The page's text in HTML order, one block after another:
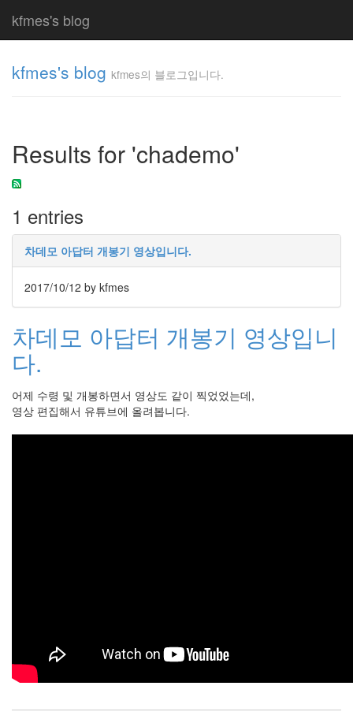
kfmes's blog
kfmes's blog kfmes의 블로그입니다.
Results for 'chademo'
1 entries
차데모 아답터 개봉기 영상입니다.
2017/10/12 by kfmes
차데모 아답터 개봉기 영상입니
다.
어제 수령 및 개봉하면서 영상도 같이 찍었었는데,
영상 편집해서 유튜브에 올려봅니다.
입니
다.
kfmes
Tag
Cloud
kfmes
JateON
테
슬
라
Java
자
90D